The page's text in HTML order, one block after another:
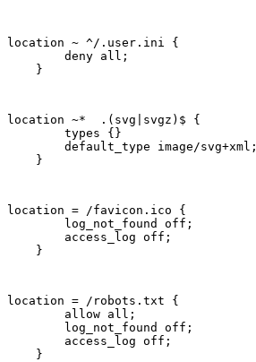
location ~ ^/.user.ini {
        deny all;
    }
location ~*  .(svg|svgz)$ {
        types {}
        default_type image/svg+xml;
    }
location = /favicon.ico {
        log_not_found off;
        access_log off;
    }
location = /robots.txt {
        allow all;
        log_not_found off;
        access_log off;
    }